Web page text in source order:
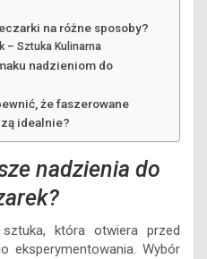
na różne sposoby?
– Sztuka Kulinarna
nadzieniom do
że faszerowane
idealnie?
nadzienia do
która otwiera przed
eksperymentowania. Wybór